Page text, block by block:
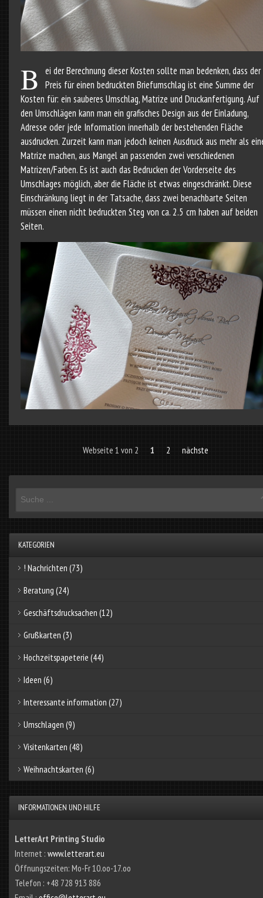
B ei der Berechnung dieser Kosten sollte man bedenken, dass der
Preis für einen bedruckten Briefumschlag ist eine Summe der
Kosten für: ein sauberes Umschlag, Matrize und Druckanfertigung. Auf
den Umschlägen kann man ein grafisches Design aus der Einladung,
Adresse oder jede Information innerhalb der bestehenden Fläche
ausdrucken. Zurzeit kann man jedoch keinen Ausdruck aus mehr als
Matrize machen, aus Mangel an passenden zwei verschiedenen
Matrizen/Farben. Es ist auch das Bedrucken der Vorderseite des
Umschlages möglich, aber die Fläche ist etwas eingeschränkt. Diese
Einschränkung liegt in der Tatsache, dass zwei benachbarte Seiten
müssen einen nicht bedruckten Steg von ca. 2.5 cm haben auf beiden
Seiten.
Webseite 1 von 2 1 2 nächste
KATEGORIEN
! Nachrichten (73)
Beratung (24)
Geschäftsdrucksachen (12)
Grußkarten (3)
Hochzeitspapeterie (44)
Ideen (6)
Interessante information (27)
Umschlagen (9)
Visitenkarten (48)
Weihnachtskarten (6)
INFORMATIONEN UND HILFE
LetterArt Printing Studio
Internet : www.letterart.eu
Öffnungszeiten: Mo-Fr 10.oo-17.oo
Telefon : +48 728 913 886